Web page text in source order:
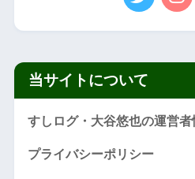
当サイトについて
すしログ・大谷悠也の運営
プライバシーポリシー